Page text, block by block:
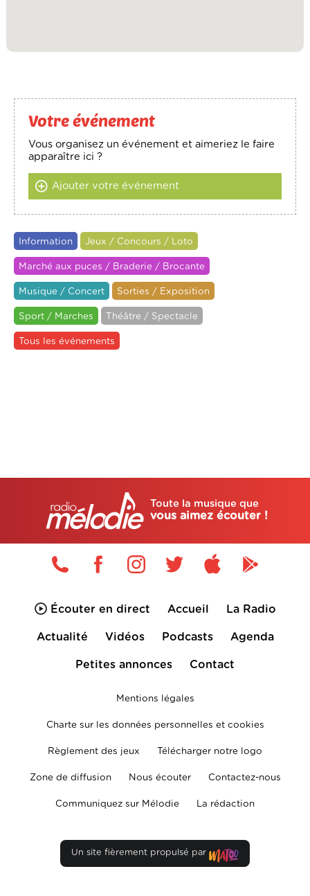
Votre événement
Vous organisez un événement et aimeriez le faire
apparaître ici ?
Ajouter votre événement
Information Jeux / Concours / Loto
Marché aux puces / Braderie / Brocante
Musique / Concert Sorties / Exposition
Sport / Marches Théâtre / Spectacle
Tous les événements
Toute la musique que
vous aimez écouter !
Écouter en direct Accueil La Radio
Actualité Vidéos Podcasts Agenda
Petites annonces Contact
Mentions légales
Charte sur les données personnelles et cookies
Règlement des jeux Télécharger notre logo
Zone de diffusion Nous écouter Contactez-nous
Communiquez sur Mélodie La rédaction
Un site fièrement propulsé par